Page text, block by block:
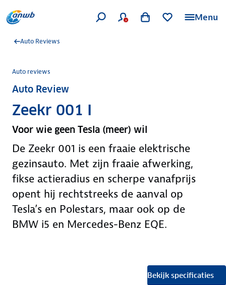
Menu
Auto Reviews
Auto reviews
Auto Review
Zeekr 001 I
Voor wie geen Tesla (meer) wil
De Zeekr 001 is een fraaie elektrische
gezinsauto. Met zijn fraaie afwerking,
fikse actieradius en scherpe vanafprijs
opent hij rechtstreeks de aanval op
Tesla’s en Polestars, maar ook op de
BMW i5 en Mercedes-Benz EQE.
Bekijk specificaties